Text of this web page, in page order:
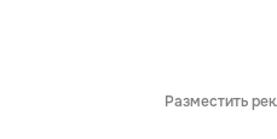
Разместить